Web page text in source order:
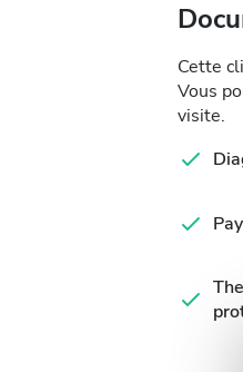
Cette
Vous
visite.
Pay